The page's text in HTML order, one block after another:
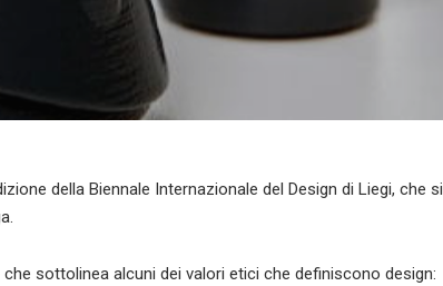
della Biennale Internazionale del Design di Liegi, che si
sottolinea alcuni dei valori etici che definiscono design: